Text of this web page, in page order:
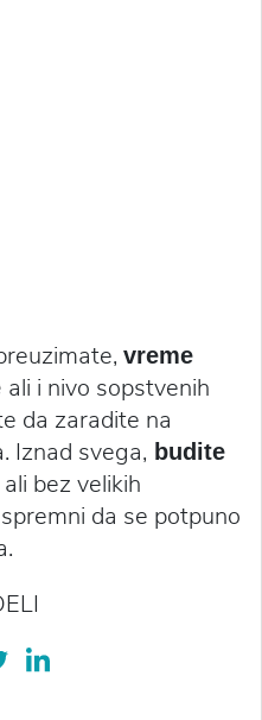
vreme
ali i nivo sopstvenih
da zaradite na
Iznad svega, budite
ali bez velikih
da se potpuno